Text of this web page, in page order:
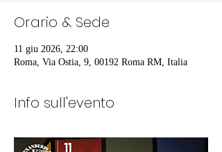
Orario & Sede
11 giu 2026, 22:00
Roma, Via Ostia, 9, 00192 Roma RM, Italia
Info sull'evento